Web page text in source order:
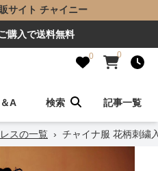
サイト チャイニー
購入で送料無料
0 0
A 検索 記事一覧
スの一覧 › チャイナ服 花柄刺繍